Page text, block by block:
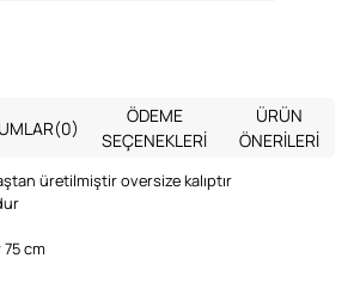
(0)
ÖDEME
SEÇENEKLERI
ÜRÜN
ÖNERILERI
üretilmiştir oversize kalıptır
cm